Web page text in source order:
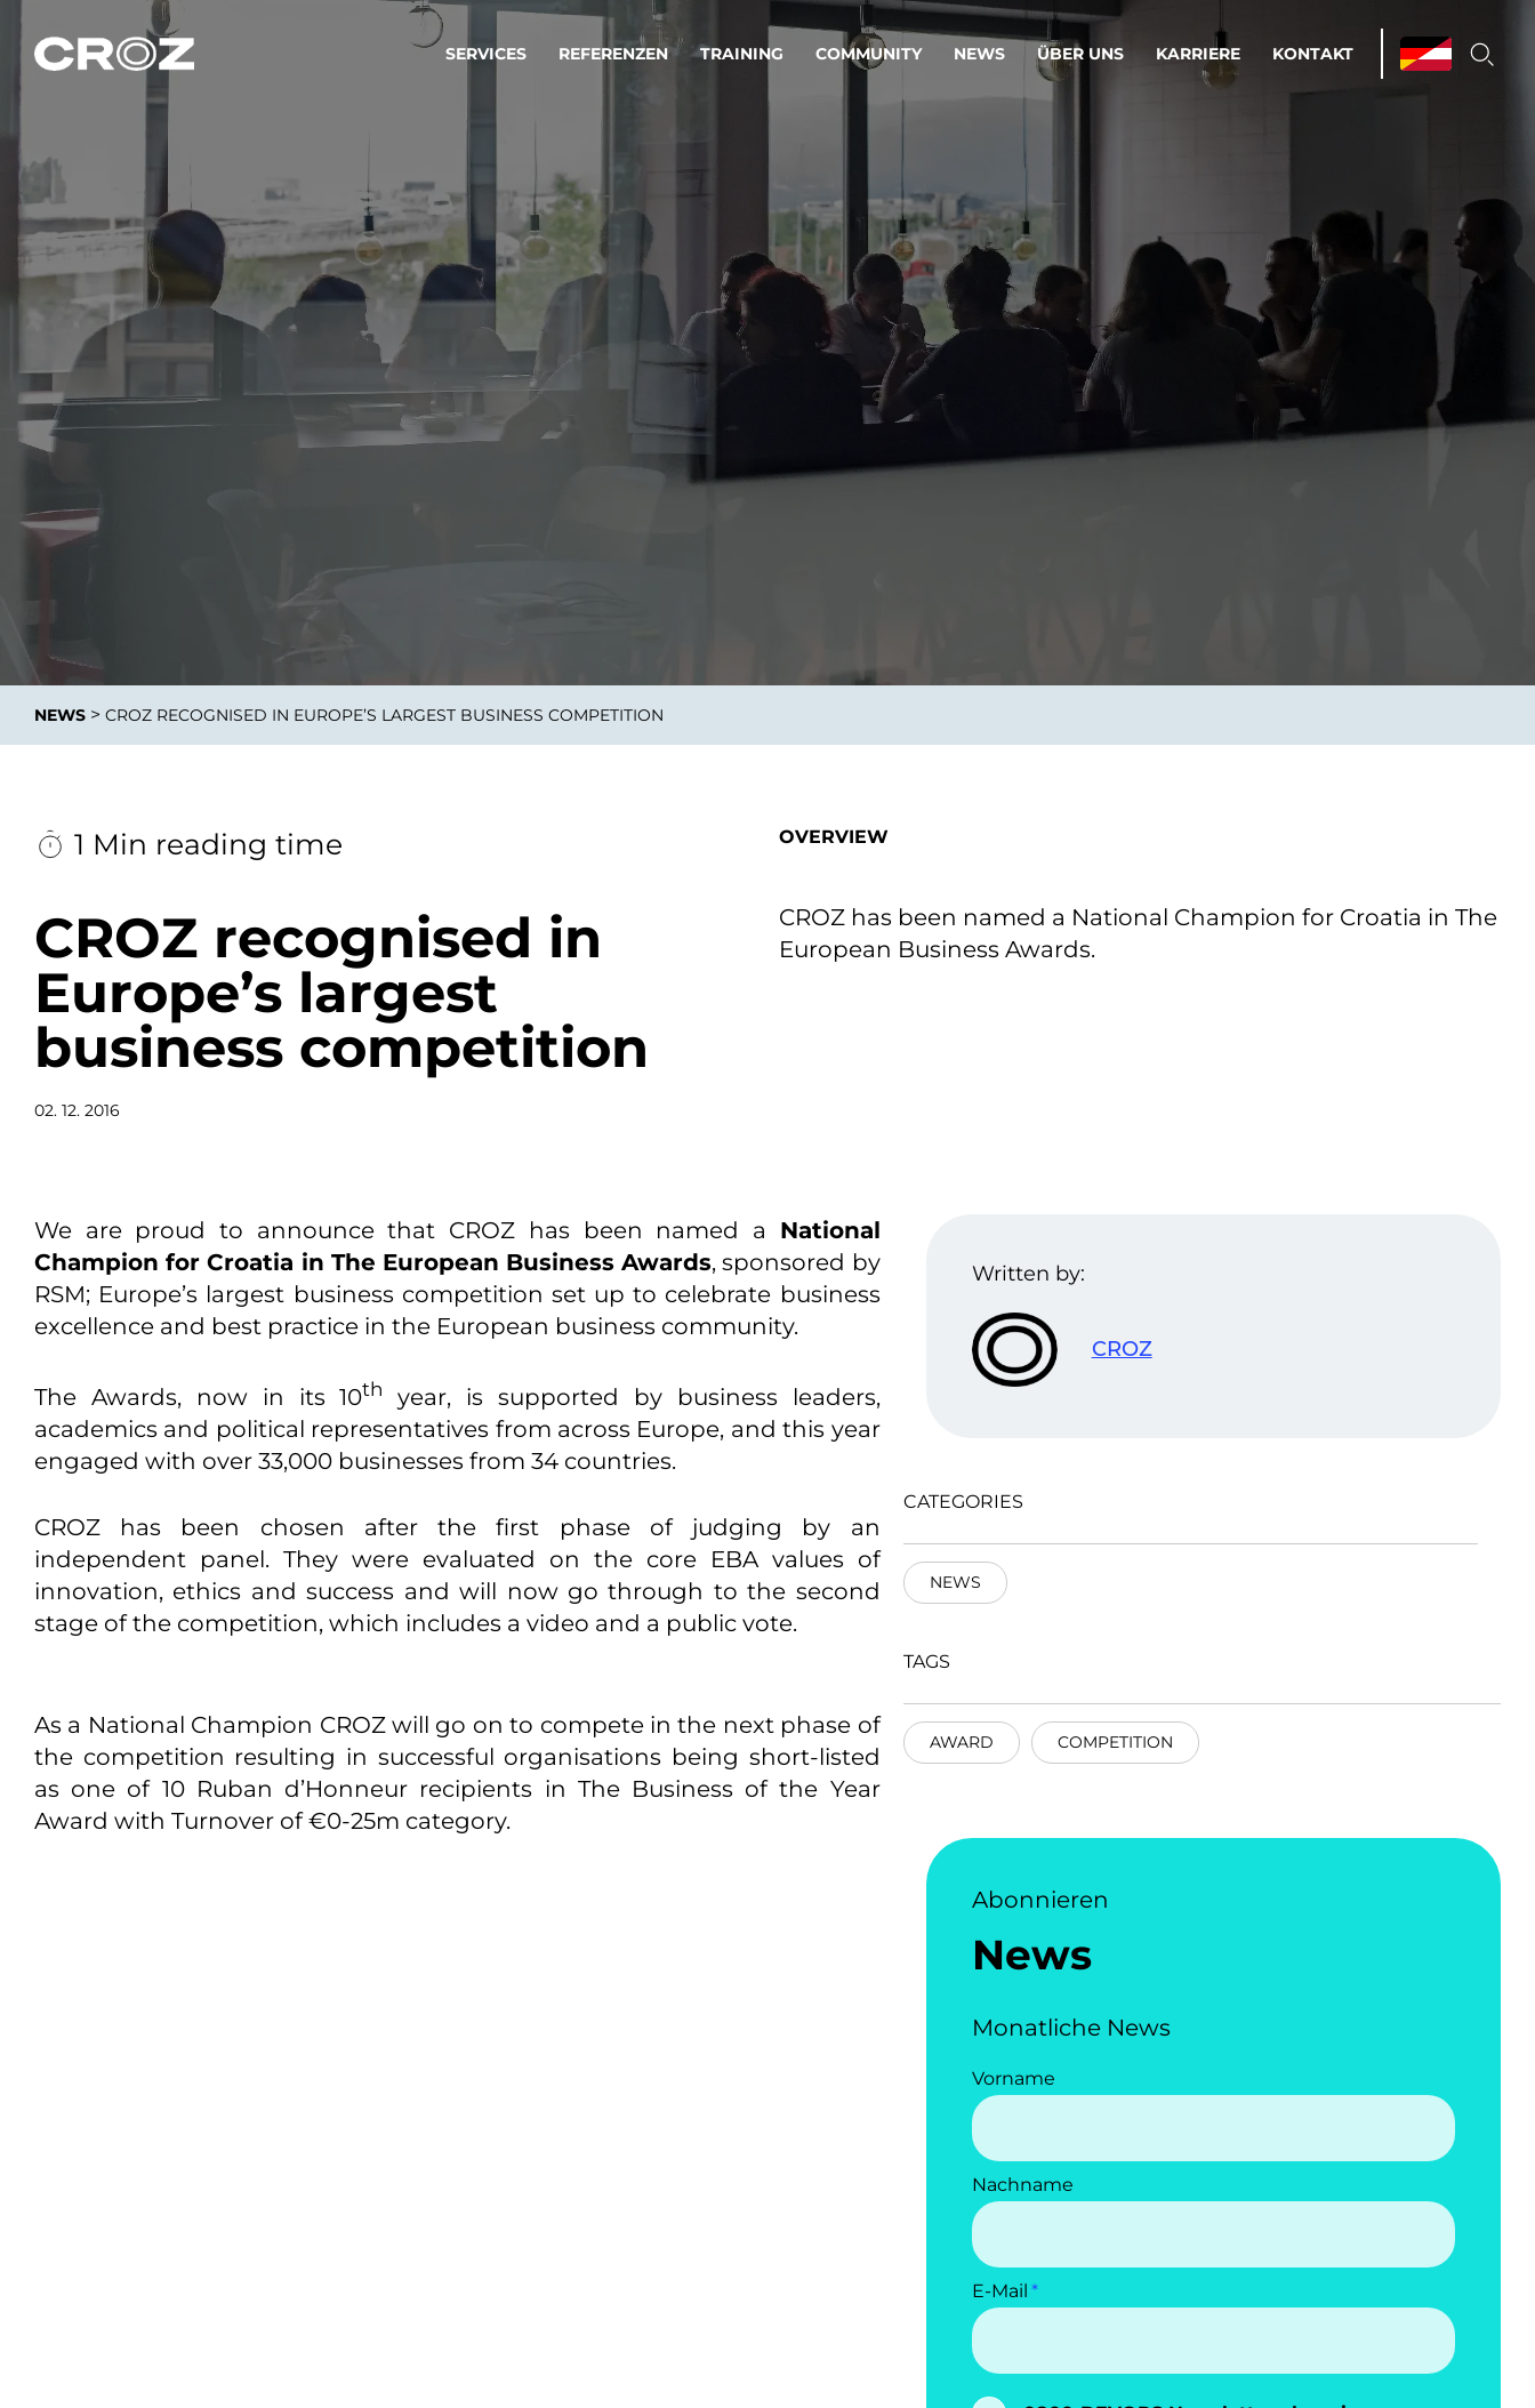
SERVICES
Wir verwandeln Ihre Ideen in erfolgreiche
Produkte & Dienstleistungen.
Operations & Managed Services
Betriebsprozesse optimieren. Stabilität und
Effizienz statt Nervenkitzel.
Software, Data & AI Engineering
Wir schaffen Produkte und Dienstleistungen, die langfristig bestehen.
IT-
Integrationslösungen
KI-Lösungen mit
industriellem
Cloud-Umgebungen
Infrastruktur
von morgen.
REFERENZEN TRAINING COMMUNITY NEWS ÜBER UNS KARRIERE KONTAKT
NEWS > CROZ RECOGNISED IN EUROPE’S LARGEST BUSINESS COMPETITION
1 Min reading time
CROZ recognised in
Europe’s largest
business competition
02. 12. 2016
OVERVIEW
CROZ has been named a National Champion for Croatia in The
European Business Awards.
We are proud to announce that CROZ has been named a National
Champion for Croatia in The European Business Awards, sponsored by
RSM; Europe’s largest business competition set up to celebrate business
excellence and best practice in the European business community.
The Awards, now in its 10th
year, is supported by business leaders,
academics and political representatives from across Europe, and this year
engaged with over 33,000 businesses from 34 countries.
CROZ has been chosen after the first phase of judging by an
independent panel. They were evaluated on the core EBA values of
innovation, ethics and success and will now go through to the second
stage of the competition, which includes a video and a public vote.
As a National Champion CROZ will go on to compete in the next phase of
the competition resulting in successful organisations being short-listed
as one of 10 Ruban d’Honneur recipients in The Business of the Year
Award with Turnover of €0-25m category.
Written by:
CROZ
CATEGORIES
NEWS
TAGS
AWARD COMPETITION
Abonnieren
News
Monatliche News
Vorname
Nachname
E-Mail